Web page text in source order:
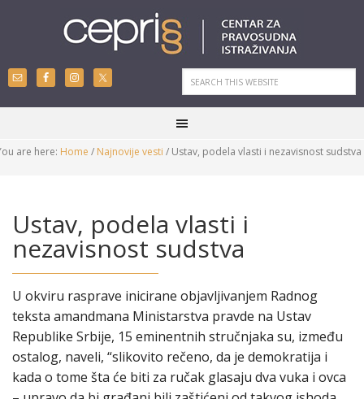
are here: Home / Najnovije vesti / Ustav, podela vlasti i nezavisnost sudstva
Ustav, podela vlasti i
nezavisnost sudstva
U okviru rasprave inicirane objavljivanjem Radnog
teksta amandmana Ministarstva pravde na Ustav
Republike Srbije, 15 eminentnih stručnjaka su, između
ostalog, naveli, “slikovito rečeno, da je demokratija i
kada o tome šta će biti za ručak glasaju dva vuka i ovca